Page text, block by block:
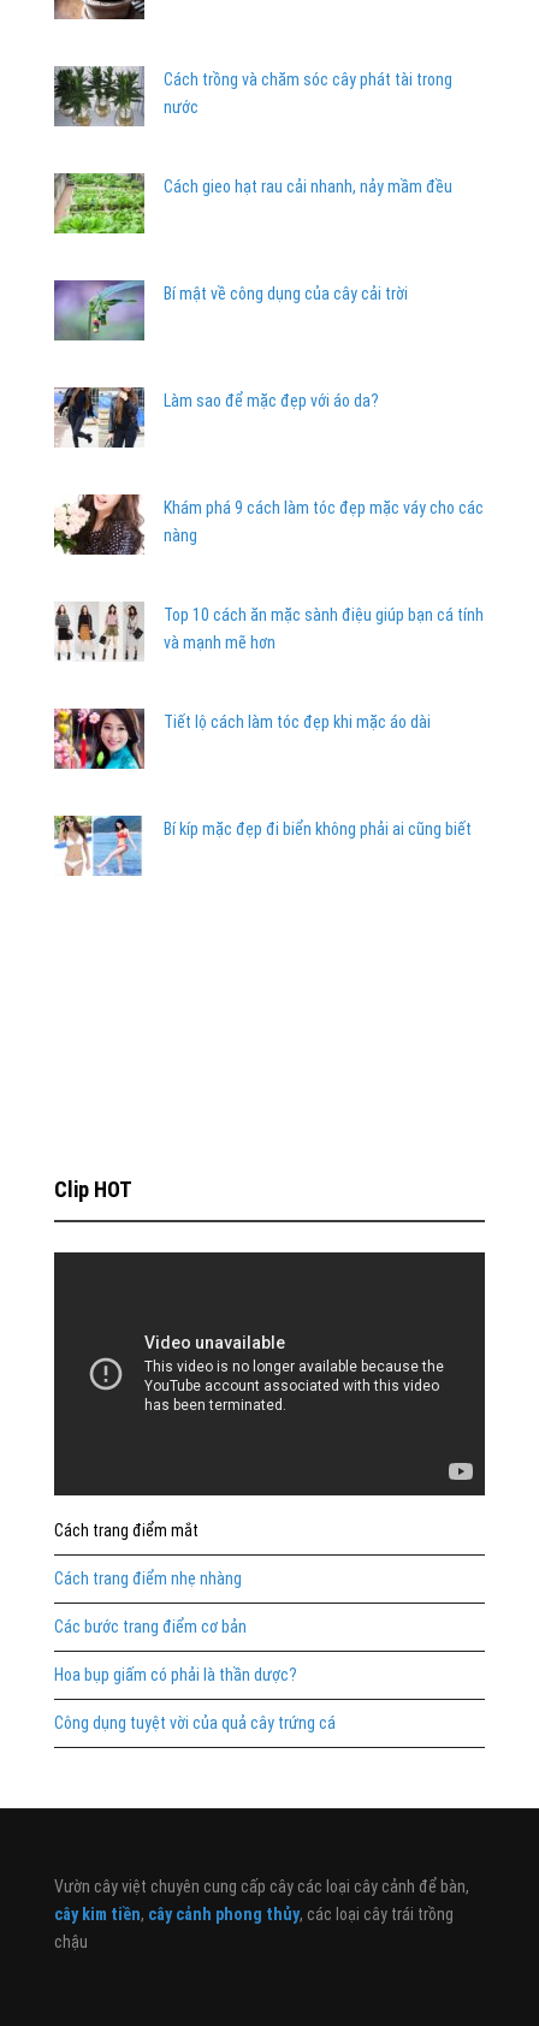
Cách trồng và chăm sóc cây phát tài trong
nước
Cách gieo hạt rau cải nhanh, nảy mầm đều
Bí mật về công dụng của cây cải trời
Làm sao để mặc đẹp với áo da?
Khám phá 9 cách làm tóc đẹp mặc váy cho các
nàng
Top 10 cách ăn mặc sành điệu giúp bạn cá tính
và mạnh mẽ hơn
Tiết lộ cách làm tóc đẹp khi mặc áo dài
Bí kíp mặc đẹp đi biển không phải ai cũng biết
Clip HOT
Cách trang điểm mắt
Cách trang điểm nhẹ nhàng
Các bước trang điểm cơ bản
Hoa bụp giấm có phải là thần dược?
Công dụng tuyệt vời của quả cây trứng cá
Vườn cây việt chuyên cung cấp cây các loại cây cảnh để bàn,
cây kim tiền, cây cảnh phong thủy, các loại cây trái trồng
chậu